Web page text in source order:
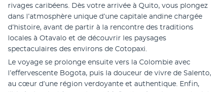
rivages caribéens. Dès votre arrivée à Quito, vous plongez
dans l’atmosphère unique d’une capitale andine chargée
d’histoire, avant de partir à la rencontre des traditions
locales à Otavalo et de découvrir les paysages
spectaculaires des environs de Cotopaxi.
Le voyage se prolonge ensuite vers la Colombie avec
l’effervescente Bogota, puis la douceur de vivre de Salento,
au cœur d’une région verdoyante et authentique. Enfin,